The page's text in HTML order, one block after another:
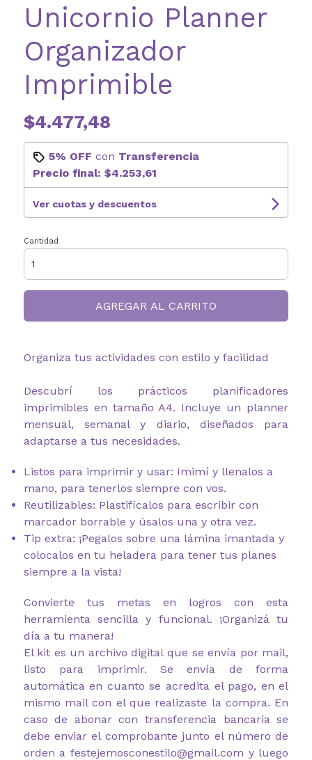
Unicornio Planner
Organizador
Imprimible
$4.477,48
5% OFF con Transferencia
Precio final: $4.253,61
Ver cuotas y descuentos
Cantidad
AGREGAR AL CARRITO
Organiza tus actividades con estilo y facilidad
Descubrí los prácticos planificadores
imprimibles en tamaño A4. Incluye un planner
mensual, semanal y diario, diseñados para
adaptarse a tus necesidades.
Listos para imprimir y usar: Imimí y llenalos a
mano, para tenerlos siempre con vos.
Reutilizables: Plastifícalos para escribir con
marcador borrable y úsalos una y otra vez.
Tip extra: ¡Pegalos sobre una lámina imantada y
colocalos en tu heladera para tener tus planes
siempre a la vista!
Convierte tus metas en logros con esta
herramienta sencilla y funcional. ¡Organizá tu
día a tu manera!
El kit es un archivo digital que se envía por mail,
listo para imprimir. Se envía de forma
automática en cuanto se acredita el pago, en el
mismo mail con el que realizaste la compra. En
caso de abonar con transferencia bancaria se
debe enviar el comprobante junto el número de
orden a festejemosconestilo@gmail.com y luego